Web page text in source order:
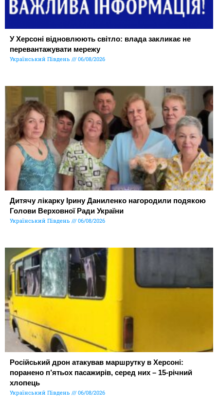
У Херсоні відновлюють світло: влада закликає не
перевантажувати мережу
Український Південь 06/08/2026
Дитячу лікарку Ірину Даниленко нагородили подякою
Голови Верховної Ради України
Український Південь 06/08/2026
Російський дрон атакував маршрутку в Херсоні:
поранено п’ятьох пасажирів, серед них – 15-річний
хлопець
Український Південь 06/08/2026